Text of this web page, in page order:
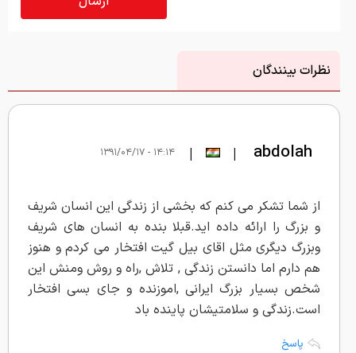
نظرات بینندگان
abdolah
|
| ۱۴:۱۴ - ۱۳۹۱/۰۴/۱۷
از شما تشکر می کنم که بخشی از زندگی این انسان شریف
و بزرگ را ارائه داده اید.قبلا بنده به انسان های شریف
وبزرگ دیگری مثل اقای بیل گیت افتخار می کردم و هنوز
هم دارم اما دانستن زندگی , تلاش ,راه و روش ومنش این
شخص بسیار بزرگ ایرانی ,اموزنده و جای بسی افتخار
است.زندگی و سلامتیشان پاینده باد
پاسخ